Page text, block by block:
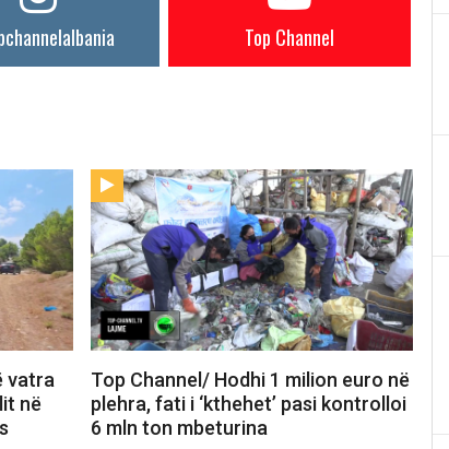
Top Channel
vatra
në
Top Channel/ Hodhi 1 milion euro në
plehra, fati i ‘kthehet’ pasi kontrolloi
6 mln ton mbeturina